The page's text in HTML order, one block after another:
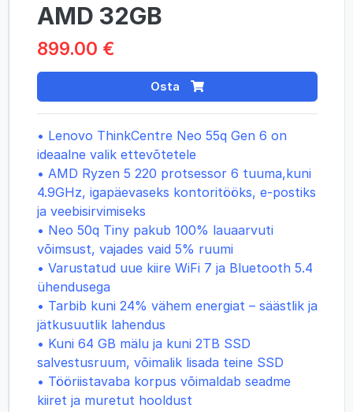
AMD 32GB
899.00 €
Osta
• Lenovo ThinkCentre Neo 55q Gen 6 on
ideaalne valik ettevõtetele
• AMD Ryzen 5 220 protsessor 6 tuuma,kuni
4.9GHz, igapäevaseks kontoritööks, e-postiks
ja veebisirvimiseks
• Neo 50q Tiny pakub 100% lauaarvuti
võimsust, vajades vaid 5% ruumi
• Varustatud uue kiire WiFi 7 ja Bluetooth 5.4
ühendusega
• Tarbib kuni 24% vähem energiat – säästlik ja
jätkusuutlik lahendus
• Kuni 64 GB mälu ja kuni 2TB SSD
salvestusruum, võimalik lisada teine SSD
• Tööriistavaba korpus võimaldab seadme
kiiret ja muretut hooldust